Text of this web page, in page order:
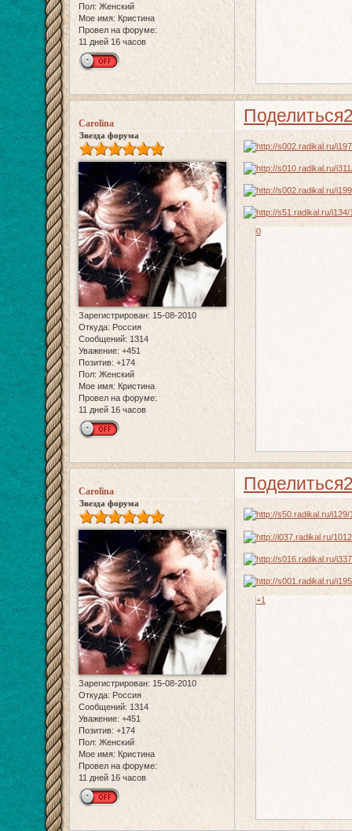
Пол: Женский
Мое имя: Кристина
Провел на форуме:
11 дней 16 часов
Поделиться
Carolina
Звезда форума
Зарегистрирован: 15-08-2010
Откуда: Россия
Сообщений: 1314
Уважение: +451
Позитив: +174
Пол: Женский
Мое имя: Кристина
Провел на форуме:
11 дней 16 часов
0
Поделиться
Carolina
Звезда форума
Зарегистрирован: 15-08-2010
Откуда: Россия
Сообщений: 1314
Уважение: +451
Позитив: +174
Пол: Женский
Мое имя: Кристина
Провел на форуме:
11 дней 16 часов
+1